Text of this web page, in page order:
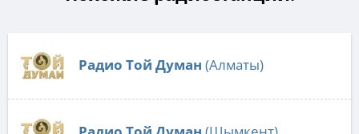
Радио Той Думан (Алматы)